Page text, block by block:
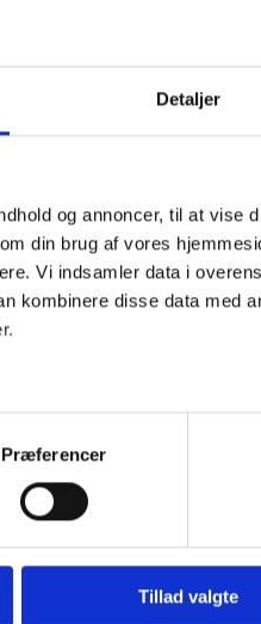
Detaljer
og annoncer, til at vise
din brug af vores
Vi indsamler data i
kombinere disse data med
Præferencer
Tillad valgte